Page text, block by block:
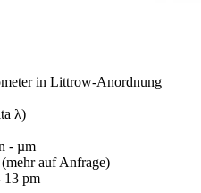
in Littrow-Anordnung
λ)
- µm
auf Anfrage)
13 pm